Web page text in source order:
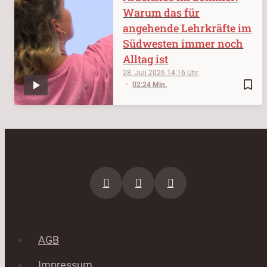
bookmark_border
28. Juli 2026 14:16
02:24 Min.
Warum das für
angehende Lehrkräfte im
Südwesten immer noch
Alltag ist
AGB